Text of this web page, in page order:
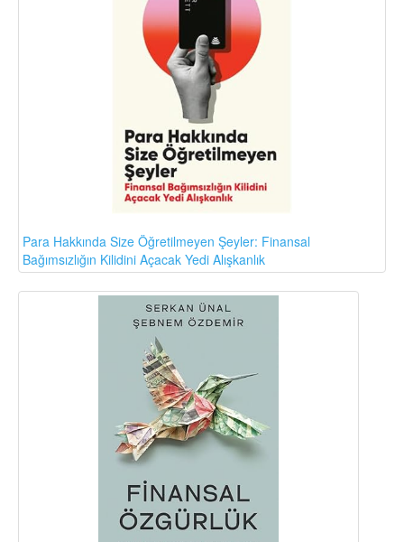
Para Hakkında Size Öğretilmeyen Şeyler: Finansal
Bağımsızlığın Kilidini Açacak Yedi Alışkanlık